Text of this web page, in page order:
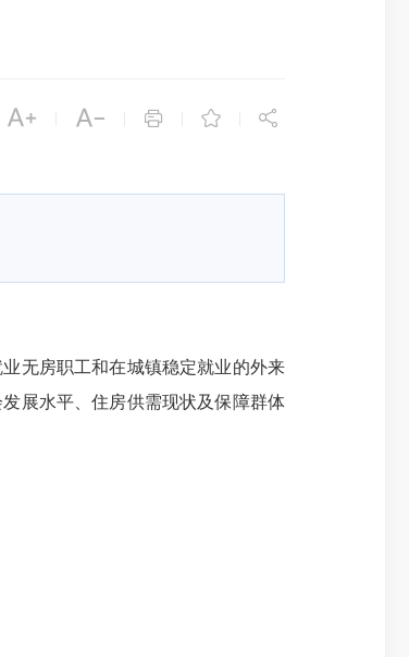
    
无房职工和在城镇稳定就业的外来
展水平、住房供需现状及保障群体